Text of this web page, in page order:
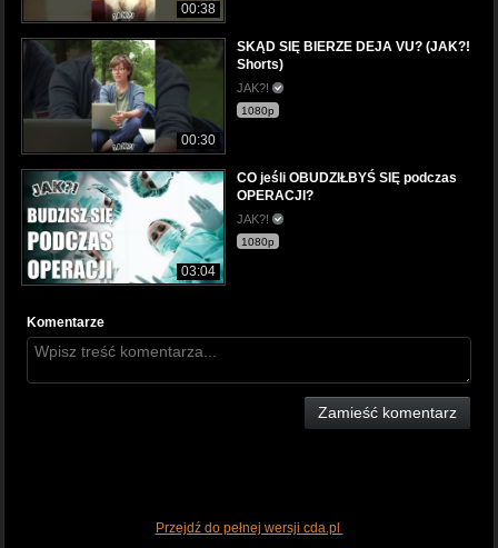
00:38
00:30
SKĄD SIĘ BIERZE DEJA VU? (JAK?!
Shorts)
JAK?!
1080p
03:04
CO jeśli OBUDZIŁBYŚ SIĘ podczas
OPERACJI?
JAK?!
1080p
Komentarze
Zamieść komentarz
Przejdź do pełnej wersji cda.pl